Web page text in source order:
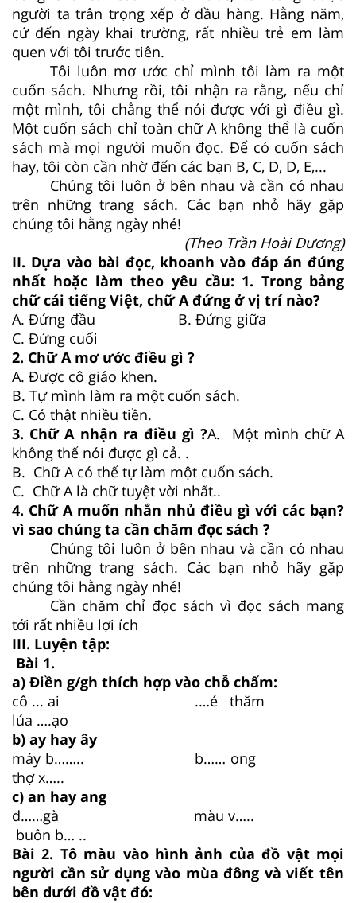
người ta trân trọng xếp ở đầu hàng. Hằng năm,
cứ đến ngày khai trường, rất nhiều trẻ em làm
quen với tôi trước tiên.
Tôi luôn mơ ước chỉ mình tôi làm ra một
cuốn sách. Nhưng rồi, tôi nhận ra rằng, nếu chỉ
một mình, tôi chẳng thể nói được với gì điều gì.
Một cuốn sách chỉ toàn chữ A không thể là cuốn
sách mà mọi người muốn đọc. Để có cuốn sách
hay, tôi còn cần nhờ đến các bạn B, C, D, D, E,...
Chúng tôi luôn ở bên nhau và cần có nhau
trên những trang sách. Các bạn nhỏ hãy gặp
chúng tôi hằng ngày nhé!
(Theo Trần Hoài Dương)
II. Dựa vào bài đọc, khoanh vào đáp án đúng
nhất hoặc làm theo yêu cầu: 1. Trong bảng
chữ cái tiếng Việt, chữ A đứng ở vị trí nào?
A. Đứng đầu B. Đứng giữa
C. Đứng cuối
2. Chữ A mơ ước điều gì ?
A. Được cô giáo khen.
B. Tự mình làm ra một cuốn sách.
C. Có thật nhiều tiền.
3. Chữ A nhận ra điều gì ?A. Một mình chữ A
không thể nói được gì cả. .
B. Chữ A có thể tự làm một cuốn sách.
C. Chữ A là chữ tuyệt vời nhất..
4. Chữ A muốn nhắn nhủ điều gì với các bạn?
vì sao chúng ta cần chăm đọc sách ?
Chúng tôi luôn ở bên nhau và cần có nhau
trên những trang sách. Các bạn nhỏ hãy gặp
chúng tôi hằng ngày nhé!
Cần chăm chỉ đọc sách vì đọc sách mang
tới rất nhiều lợi ích
III. Luyện tập:
Bài 1.
a) Điền g/gh thích hợp vào chỗ chấm:
cô ... ai .…é thăm
lúa ….ạo
b) ay hay ây
máy b…….. b…… ong
thợ x…..
c) an hay ang
đ……gà màu v…..
buôn b… ..
Bài 2. Tô màu vào hình ảnh của đồ vật mọi
người cần sử dụng vào mùa đông và viết tên
bên dưới đồ vật đó: